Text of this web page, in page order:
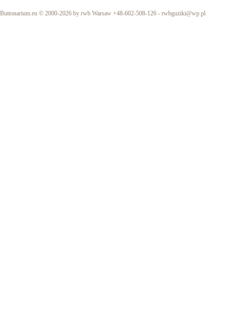
Buttonarium.eu © 2000-2026 by rwb Warsaw +48-602-508-126 - rwbguziki@wp.pl